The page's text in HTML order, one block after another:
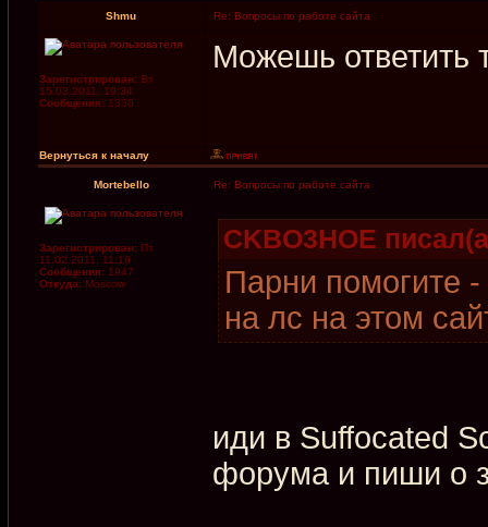
Shmu Re: Вопросы по работе сайта
Зарегистрирован: Вт
15.03.2011, 19:34
Сообщения: 1330
Можешь ответить
Вернуться к началу
Mortebello Re: Вопросы по работе сайта
Зарегистрирован: Пт
11.02.2011, 11:19
Сообщения: 1947
Откуда: Moscow
CKBO3HOE
Парни помогите -
на лс на этом
иди в Suffocated
форума и пиши о